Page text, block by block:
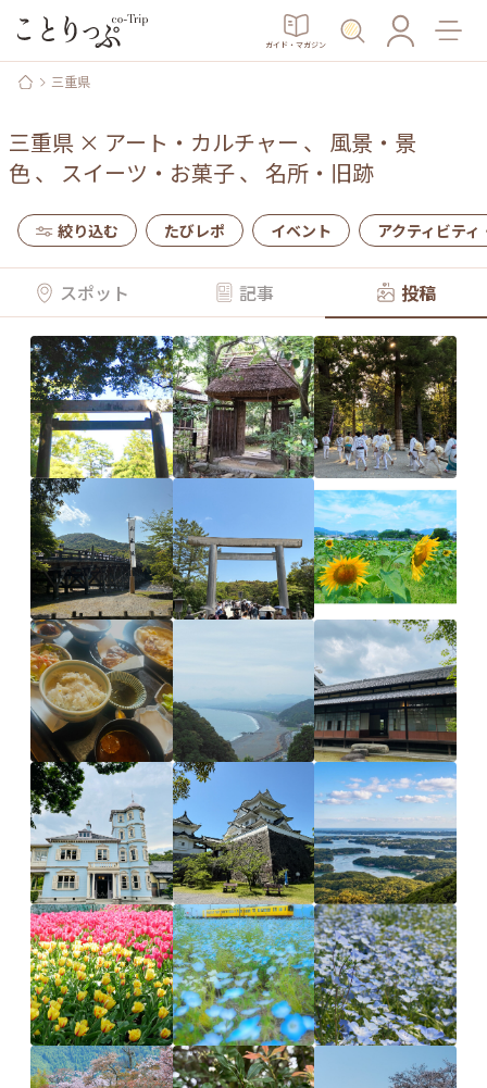
ガイド・マガジン
三重県
三重県 × アート・カルチャー 、 風景・景
色、 スイーツ・お菓子、 名所・旧跡
絞り込む たびレポ イベント アクティビティ
スポット 記事 投稿